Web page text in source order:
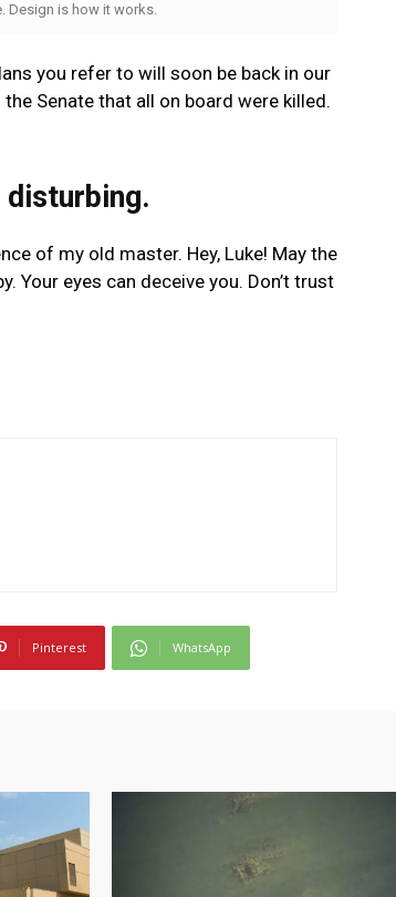
Design is how it works.
you refer to will soon be back in our
Senate that all on board were killed.
of my old master. Hey, Luke! May the
Your eyes can deceive you. Don’t trust
Pinterest WhatsApp